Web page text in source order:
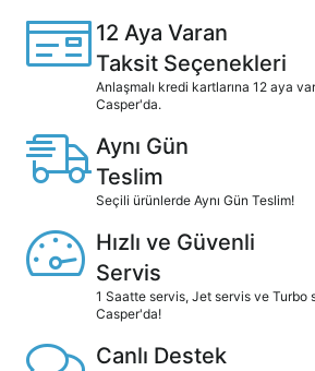
12 Aya Varan
Taksit Seçenekleri
Anlaşmalı kredi kartlarına 12 aya
Casper'da.
Aynı Gün
Teslim
Seçili ürünlerde Aynı Gün Teslim!
Hızlı ve Güvenli
Servis
1 Saatte servis, Jet servis ve Turbo
Casper'da!
Canlı Destek